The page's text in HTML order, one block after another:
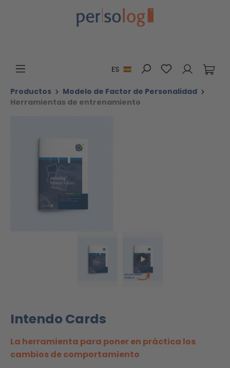
Saltar al contenido principal
ES Tienes 0
Productos
Modelo de Factor de Personalidad
Herramientas de entrenamiento
Intendo Cards
La herramienta para poner en práctica los
cambios de comportamiento